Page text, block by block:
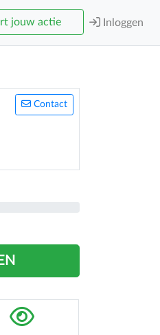
jouw actie Inloggen
Contact